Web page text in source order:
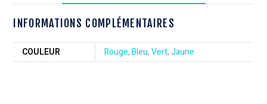
INFORMATIONS COMPLÉMENTAIRES
COULEUR Rouge,Bleu,Vert,Jaune